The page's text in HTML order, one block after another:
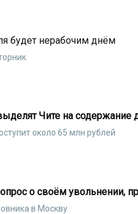
будет нерабочим днём
Чите на содержание
около 65 млн рублей
о своём увольнении,
в Москву